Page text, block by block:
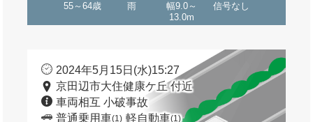
55～64歳 雨
幅9.0～
13.0m
信号なし
2024年5月15日(水)15:27
京田辺市大住健康ケ丘 付近
車両相互 小破事故
普通乗用車(1) 軽自動車(1)